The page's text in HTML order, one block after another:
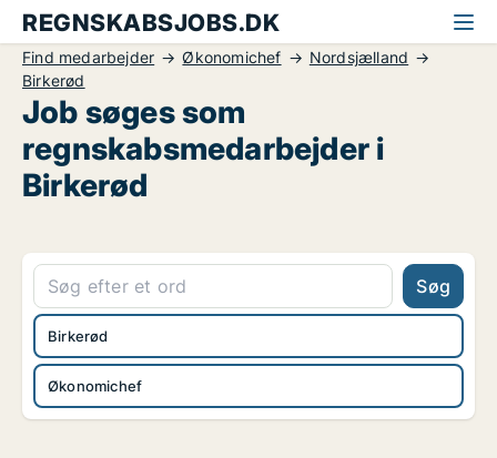
REGNSKABSJOBS.DK
Find medarbejder Økonomichef
Nordsjælland
Birkerød
Job søges som
regnskabsmedarbejder i
Birkerød
Søg
Økonomichef
Birkerød